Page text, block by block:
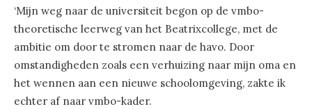
‘Mijn weg naar de universiteit begon op de vmbo-
theoretische leerweg van het Beatrixcollege, met de
ambitie om door te stromen naar de havo. Door
omstandigheden zoals een verhuizing naar mijn oma en
het wennen aan een nieuwe schoolomgeving, zakte ik
echter af naar vmbo-kader.